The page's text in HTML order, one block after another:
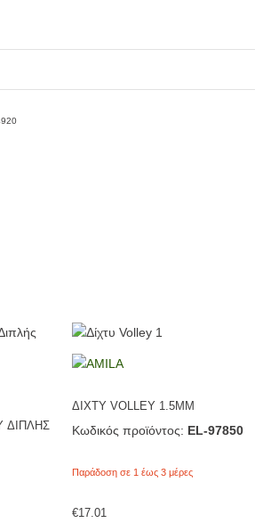
ΔΙΠΛΗΣ
ΔΙΧΤΥ VOLLEY 1.5MM
Κωδικός προϊόντος: EL-97850
Παράδοση σε 1 έως 3 μέρες
€17.01